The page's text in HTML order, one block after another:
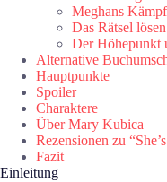
Meghans
Das Rätsel lösen
Der Höhepunkt
Alternative
Hauptpunkte
Spoiler
Charaktere
Über Mary Kubica
Rezensionen zu
Fazit
Einleitung